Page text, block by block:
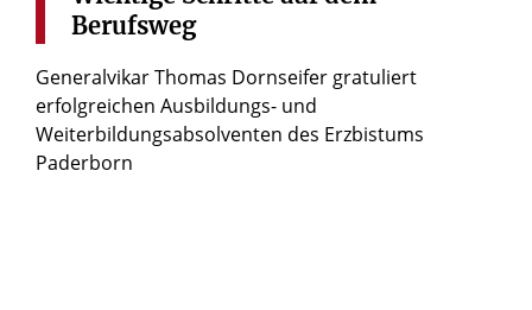
Berufsweg
Generalvikar Thomas Dornseifer gratuliert
erfolgreichen Ausbildungs- und
Weiterbildungsabsolventen des Erzbistums
Paderborn